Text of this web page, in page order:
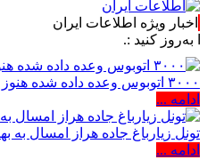
اخبار ویژه اطلاعات ایران
:.
۳۰۰۰ اتوبوس وعده داده شده هنوز وارد طرح اربعین نشده است
ادامه ...
تونل زیارباغ جاده هراز امسال به
ادامه ...